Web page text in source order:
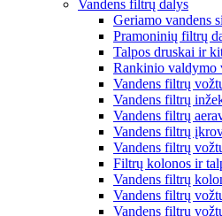
Vandens filtrų dalys
Geriamo vandens
Pramoninių filtrų
Talpos druskai ir
Rankinio valdymo
Vandens filtrų
Vandens filtrų
Vandens filtrų
Vandens filtrų
Vandens filtrų
Filtrų kolonos ir
Vandens filtrų
Vandens filtrų
Vandens filtrų